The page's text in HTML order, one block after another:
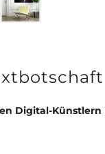
Digital-Künstlern